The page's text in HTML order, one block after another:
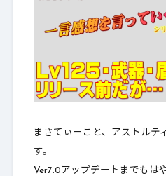
まさてぃーこと、アストルテ
す。
Ver7.0アップデートまでもは